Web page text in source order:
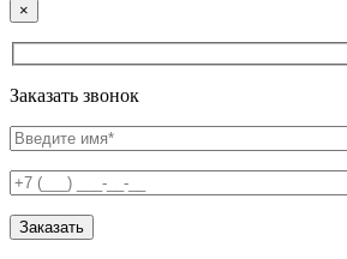
×
Заказать звонок